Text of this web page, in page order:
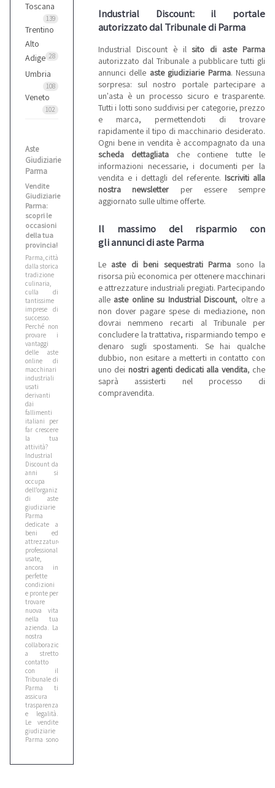
Toscana
139
Trentino
Alto
Adige 28
Umbria
108
Veneto
102
Aste
Giudiziarie
Parma
Vendite
Giudiziarie
Parma:
scopri le
occasioni
della tua
provincia!
Parma, città
dalla storica
tradizione
culinaria,
culla di
tantissime
imprese di
successo.
Perché non
provare i
vantaggi
delle aste
online di
macchinari
industriali
usati
derivanti
dai
fallimenti
italiani per
far crescere
la tua
attività?
Industrial
Discount da
anni si
occupa
dell’organizzazione
di aste
giudiziarie
Parma
dedicate a
beni ed
attrezzature
professionali
usate,
ancora in
perfette
condizioni
e pronte per
trovare
nuova vita
nella tua
azienda. La
nostra
collaborazione
a stretto
contatto
con il
Tribunale di
Parma ti
assicura
trasparenza
e legalità.
Le vendite
giudiziarie
Parma sono
e sicuro di
Industrial Discount: il portale
autorizzato dal Tribunale di Parma
Industrial Discount è ilsito di aste Parma
autorizzato dal Tribunale a pubblicare tutti gli
annunci delle aste giudiziarie Parma. Nessuna
sorpresa: sul nostro portale partecipare a
un'asta è un processo sicuro e trasparente.
Tutti i lotti sono suddivisi per categorie, prezzo
e marca, permettendoti di trovare
rapidamente il tipo di macchinario desiderato.
Ogni bene in vendita è accompagnato da una
scheda dettagliata che contiene tutte le
informazioni necessarie, i documenti per la
vendita e i dettagli del referente. Iscriviti alla
nostra newsletter per essere sempre
aggiornato sulle ultime offerte.
Il massimo del risparmio con
gli annunci di aste Parma
Le aste di beni sequestrati Parma sono la
risorsa più economica per ottenere macchinari
e attrezzature industriali pregiati. Partecipando
alle aste online su Industrial Discount, oltre a
non dover pagare spese di mediazione, non
dovrai nemmeno recarti al Tribunale per
concludere la trattativa, risparmiando tempo e
denaro sugli spostamenti. Se hai qualche
dubbio, non esitare a metterti in contatto con
uno dei nostri agenti dedicati alla vendita, che
saprà assisterti nel processo di
compravendita.